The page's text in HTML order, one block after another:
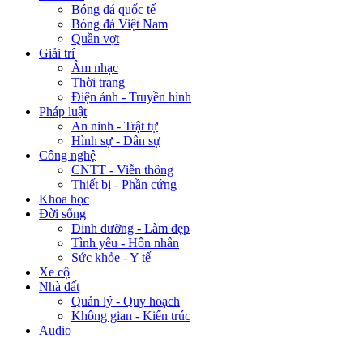
Bóng đá quốc tế
Bóng đá Việt Nam
Quần vợt
Giải trí
Âm nhạc
Thời trang
Điện ảnh - Truyền hình
Pháp luật
An ninh - Trật tự
Hình sự - Dân sự
Công nghệ
CNTT - Viễn thông
Thiết bị - Phần cứng
Khoa học
Đời sống
Dinh dưỡng - Làm đẹp
Tình yêu - Hôn nhân
Sức khỏe - Y tế
Xe cộ
Nhà đất
Quản lý - Quy hoạch
Không gian - Kiến trúc
Audio